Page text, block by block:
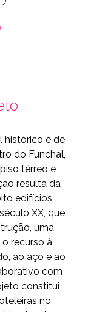
histórico e de
do Funchal,
térreo e
resulta da
edifícios
XX, que
uma
recurso à
ao aço e ao
com
constitui
no